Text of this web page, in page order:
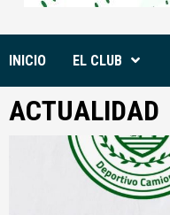
INICIO EL CLUB
ACTUALIDAD